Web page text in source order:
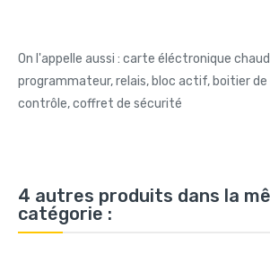
On l'appelle aussi : carte éléctronique
programmateur, relais, bloc actif, boitier
contrôle, coffret de sécurité
4 autres produits dans la
catégorie :